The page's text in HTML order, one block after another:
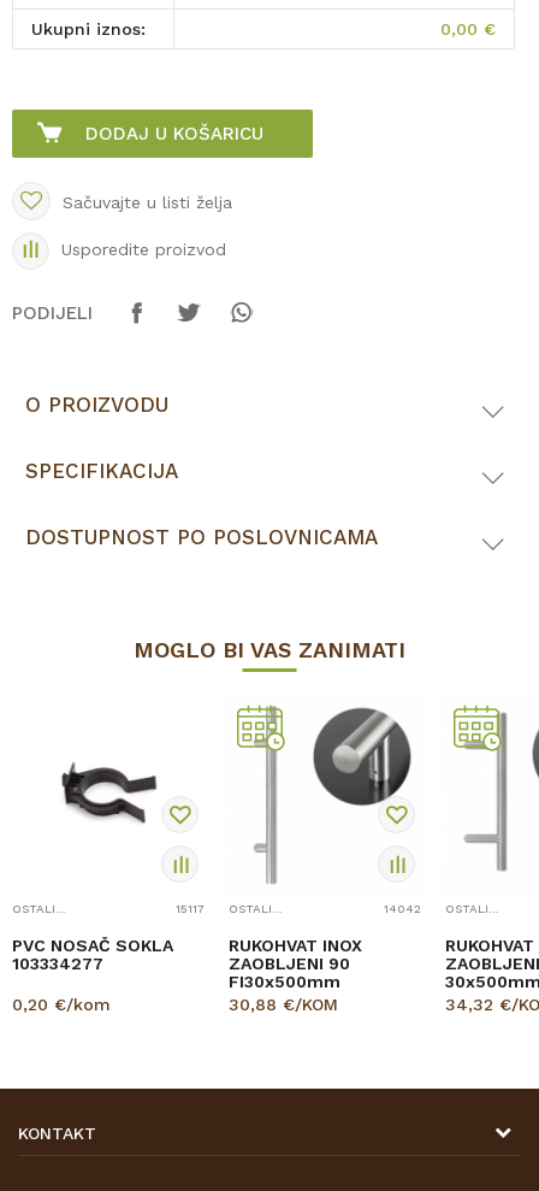
Ukupni iznos: 0,00 €
DODAJ U KOŠARICU
Sačuvajte u listi želja
Usporedite proizvod
PODIJELI
O PROIZVODU
SPECIFIKACIJA
DOSTUPNOST PO POSLOVNICAMA
MOGLO BI VAS ZANIMATI
15117
PVC NOSAČ SOKLA
103334277
0,20 €/kom
14042
RUKOHVAT INOX
ZAOBLJENI 90
FI30x500mm
30,88 €/KOM
RUKOHVAT
34,32 €/
KONTAKT